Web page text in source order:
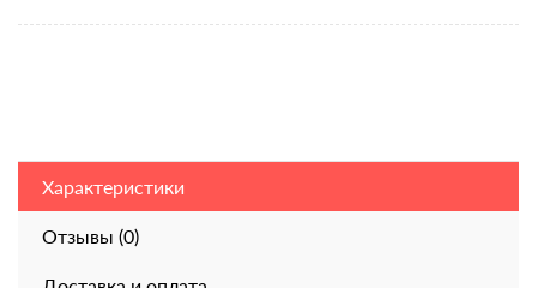
Характеристики
Отзывы (0)